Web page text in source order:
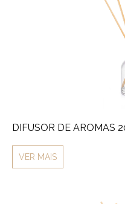
DIFUSOR DE AROMAS
VER MAIS